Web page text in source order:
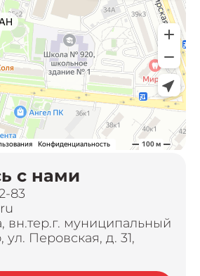
с нами
83
вн.тер.г. муниципальный
ул. Перовская, д. 31,